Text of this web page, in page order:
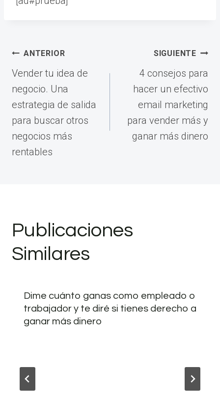
Navegación
de
entradas
ANTERIOR
Vender tu idea de
negocio. Una
estrategia de salida
para buscar otros
negocios más
rentables
SIGUIENTE
4 consejos para
hacer un efectivo
email marketing
para vender más y
ganar más dinero
Publicaciones
Similares
Dime cuánto ganas como empleado o
trabajador y te diré si tienes derecho a
ganar más dinero